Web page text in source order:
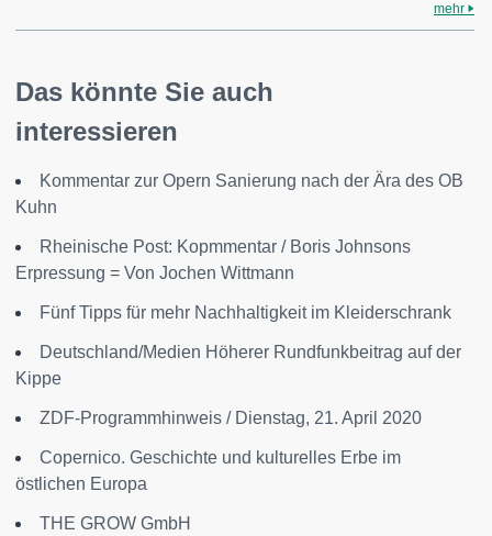
mehr
Das könnte Sie auch
interessieren
Kommentar zur Opern Sanierung nach der Ära des OB
Kuhn
Rheinische Post: Kopmmentar / Boris Johnsons
Erpressung = Von Jochen Wittmann
Fünf Tipps für mehr Nachhaltigkeit im Kleiderschrank
Deutschland/Medien Höherer Rundfunkbeitrag auf der
Kippe
ZDF-Programmhinweis / Dienstag, 21. April 2020
Copernico. Geschichte und kulturelles Erbe im
östlichen Europa
THE GROW GmbH